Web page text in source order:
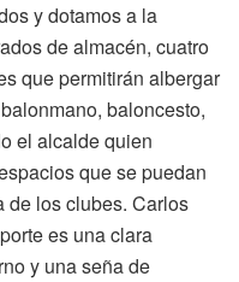
y dotamos a la
de almacén, cuatro
que permitirán albergar
baloncesto,
el alcalde quien
que se puedan
de los clubes. Carlos
es una clara
y una seña de